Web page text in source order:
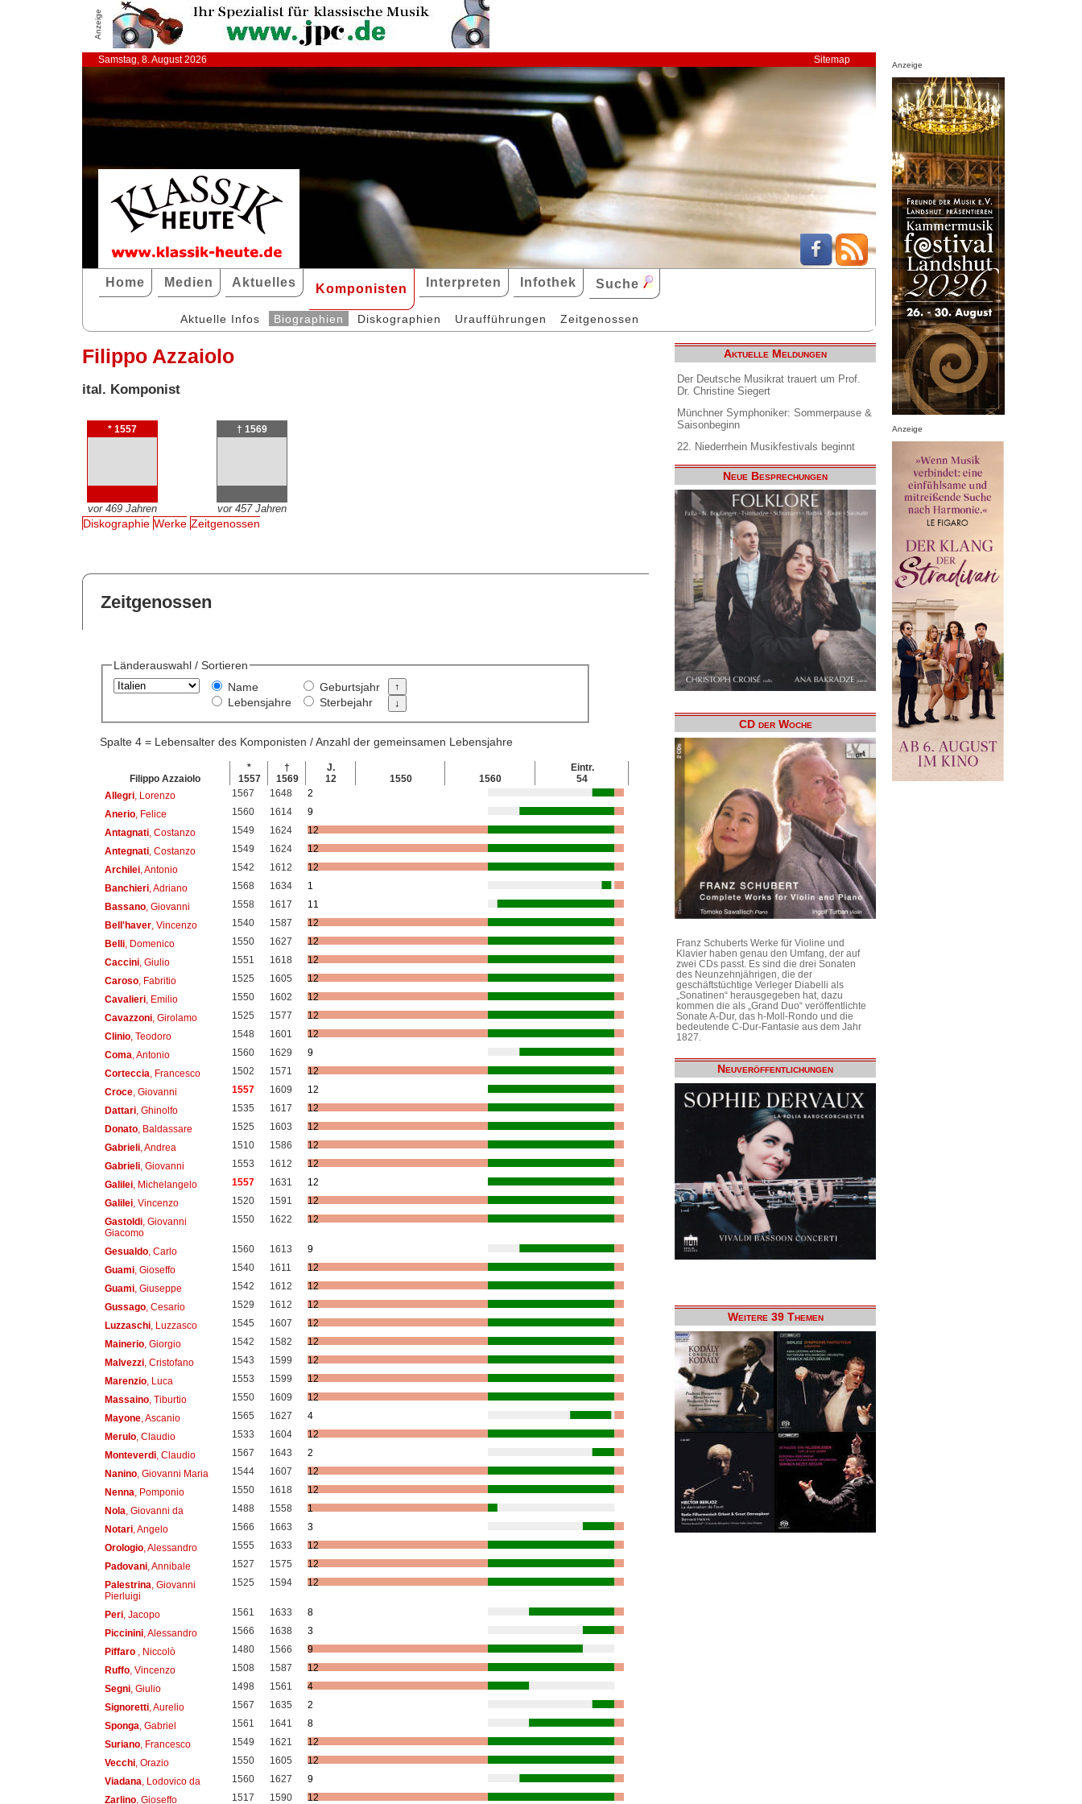
Anzeige
Samstag, 8. August 2026 Sitemap
Home Medien Aktuelles Komponisten Interpreten Infothek Suche
Aktuelle Infos Biographien Diskographien Uraufführungen Zeitgenossen
Filippo Azzaiolo
ital. Komponist
* 1557
vor 469 Jahren
† 1569
vor 457 Jahren
Diskographie Werke Zeitgenossen
Zeitgenossen
Länderauswahl / Sortieren
Name
Lebensjahre
Geburtsjahr
Sterbejahr
Spalte 4 = Lebensalter des Komponisten / Anzahl der gemeinsamen Lebensjahre
Filippo Azzaiolo
*
1557
†
1569
J.
12
1550 1560
Eintr.
54
Allegri, Lorenzo 1567 1648
2
Anerio, Felice 1560 1614
9
Antagnati, Costanzo 1549 1624
12
Antegnati, Costanzo 1549 1624
12
Archilei, Antonio 1542 1612
12
Banchieri, Adriano 1568 1634
1
Bassano, Giovanni 1558 1617
11
Bell'haver, Vincenzo 1540 1587
12
Belli, Domenico 1550 1627
12
Caccini, Giulio 1551 1618
12
Caroso, Fabritio 1525 1605
12
Cavalieri, Emilio 1550 1602
12
Cavazzoni, Girolamo 1525 1577
12
Clinio, Teodoro 1548 1601
12
Coma , Antonio 1560 1629
9
Corteccia , Francesco 1502 1571
12
Croce, Giovanni 1557 1609
12
Dattari, Ghinolfo 1535 1617
12
Donato, Baldassare 1525 1603
12
Gabrieli, Andrea 1510 1586
12
Gabrieli, Giovanni 1553 1612
12
Galilei, Michelangelo 1557 1631
12
Galilei, Vincenzo 1520 1591
12
Gastoldi, Giovanni
Giacomo
1550 1622 12
Gesualdo, Carlo 1560 1613
9
Guami, Gioseffo 1540 1611
12
Guami, Giuseppe 1542 1612
12
Gussago, Cesario 1529 1612
12
Luzzaschi, Luzzasco 1545 1607
12
Mainerio, Giorgio 1542 1582
12
Malvezzi, Cristofano 1543 1599
12
Marenzio, Luca 1553 1599
12
Massaino, Tiburtio 1550 1609
12
Mayone, Ascanio 1565 1627
4
Merulo, Claudio 1533 1604
12
Monteverdi, Claudio 1567 1643
2
Nanino, Giovanni Maria 1544 1607
12
Nenna , Pomponio 1550 1618
12
Nola , Giovanni da 1488 1558
1
Notari, Angelo 1566 1663
3
Orologio, Alessandro 1555 1633
12
Padovani, Annibale 1527 1575
12
Palestrina , Giovanni
Pierluigi
1525 1594 12
Peri, Jacopo 1561 1633
8
Piccinini, Alessandro 1566 1638
3
Piffaro
, Niccolò 1480 1566
9
Ruffo, Vincenzo 1508 1587
12
Segni, Giulio 1498 1561
4
Signoretti, Aurelio 1567 1635
2
Sponga , Gabriel 1561 1641
8
Suriano, Francesco 1549 1621
12
Vecchi, Orazio 1550 1605
12
Viadana , Lodovico da 1560 1627
9
Zarlino, Gioseffo 1517 1590 12
Aktuelle Meldungen
Der Deutsche Musikrat trauert um Prof.
Dr. Christine Siegert
Münchner Symphoniker: Sommerpause &
Saisonbeginn
22. Niederrhein Musikfestivals beginnt
Neue Besprechungen
CD der Woche
Franz Schuberts Werke für Violine und
Klavier haben genau den Umfang, der auf
zwei CDs passt. Es sind die drei Sonaten
des Neunzehnjährigen, die der
geschäftstüchtige Verleger Diabelli als
„Sonatinen“ herausgegeben hat, dazu
kommen die als „Grand Duo“ veröffentlichte
Sonate A-Dur, das h-Moll-Rondo und die
bedeutende C-Dur-Fantasie aus dem Jahr
1827.
Neuveröffentlichungen
Weitere 39 Themen
Anzeige
Anzeige